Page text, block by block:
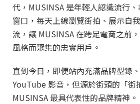
代，MUSINSA 是年輕人認識流行
窗口，每天上線瀏覽街拍、展示自
流，讓 MUSINSA 在跨足電商之前
風格而聚集的忠實用戶。
直到今日，即便站內充滿品牌型錄
YouTube 影音，但源於街頭的「街
MUSINSA 最具代表性的品牌精神。